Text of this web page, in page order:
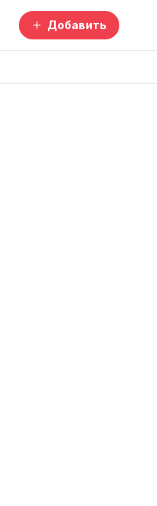
Добавить